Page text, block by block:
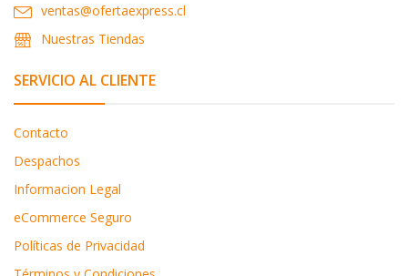
ventas@ofertaexpress.cl
Nuestras Tiendas
SERVICIO AL CLIENTE
Contacto
Despachos
Informacion Legal
eCommerce Seguro
Políticas de Privacidad